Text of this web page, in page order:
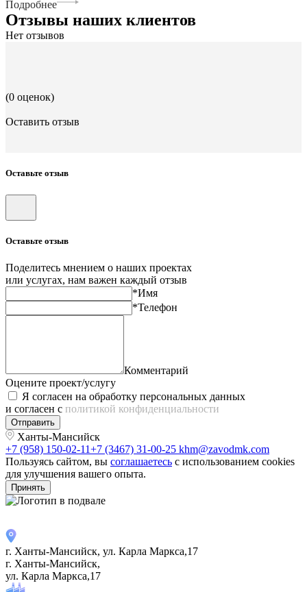
Подробнее
Отзывы наших клиентов
Нет отзывов
(0 оценок)
Оставить отзыв
Оставьте отзыв
Оставьте отзыв
Поделитесь мнением о наших проектах
или услугах, нам важен каждый отзыв
*Имя
*Телефон
Комментарий
Оцените проект/услугу
Я согласен на обработку персональных данных
и согласен с политикой конфиденциальности
Отправить
Ханты-Мансийск
+7 (958) 150-02-11+7 (3467) 31-00-25 khm@zavodmk.com
Пользуясь сайтом, вы соглашаетесь с использованием cookies
для улучшения вашего опыта.
Принять
г. Ханты-Мансийск, ул. Карла Маркса,17
г. Ханты-Мансийск,
ул. Карла Маркса,17